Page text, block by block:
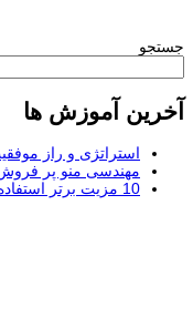
جستجو
آخرین آموزش ها
استراتژی و راز
مهندسی منو پر
10 مزیت برتر استفاده از طعم دهنده ها ومحصولات رستورانی مزه لذیذ